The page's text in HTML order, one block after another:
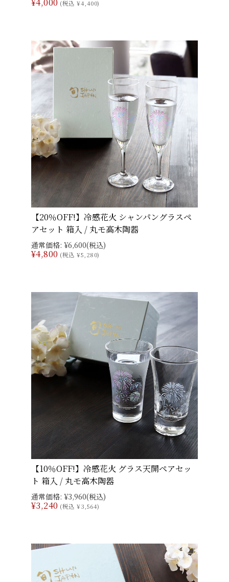
(税込 ¥4,400)
【20％OFF!】冷感花火 シャンパングラスペ
アセット 箱入 / 丸モ高木陶器
通常価格: ¥6,600(税込)
¥4,800 (税込 ¥5,280)
【10％OFF!】冷感花火 グラス天開ペアセッ
ト 箱入 / 丸モ高木陶器
通常価格: ¥3,960(税込)
¥3,240 (税込 ¥3,564)